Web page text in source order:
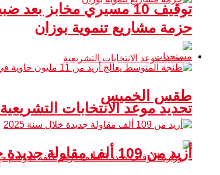
توقيف 10 مسيري مخابز بعد ضبط مواد غذائية غير صالحة للاستهلاك
تحديد موعد الانتخابات التشريعية
حزمة مشاريع تنموية بوزان
مستجدات
طقس الخميس
أزيد من 109 ألف مقاولة جديدة خلال سنة 2025